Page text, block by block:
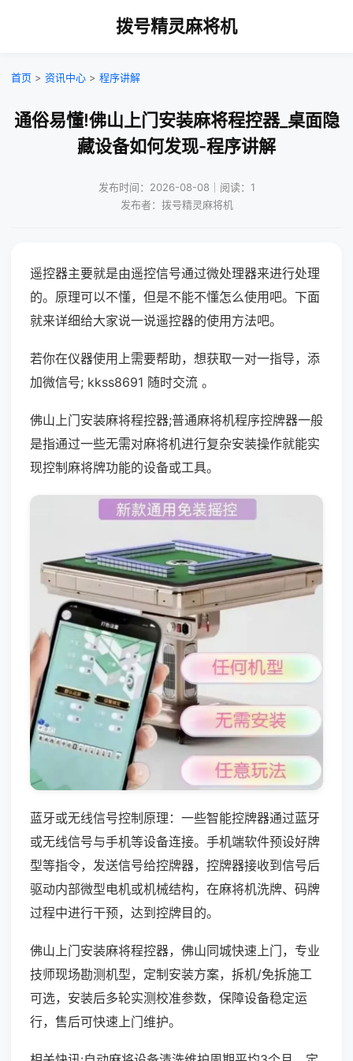
拨号精灵麻将机
首页 > 资讯中心 > 程序讲解
通俗易懂!佛山上门安装麻将程控器_桌面隐
藏设备如何发现-程序讲解
发布时间：2026-08-08｜阅读：1
发布者：拨号精灵麻将机
遥控器主要就是由遥控信号通过微处理器来进行处理
的。原理可以不懂，但是不能不懂怎么使用吧。下面
就来详细给大家说一说遥控器的使用方法吧。
若你在仪器使用上需要帮助，想获取一对一指导，添
加微信号; kkss8691 随时交流 。
佛山上门安装麻将程控器;普通麻将机程序控牌器一般
是指通过一些无需对麻将机进行复杂安装操作就能实
现控制麻将牌功能的设备或工具。
蓝牙或无线信号控制原理：一些智能控牌器通过蓝牙
或无线信号与手机等设备连接。手机端软件预设好牌
型等指令，发送信号给控牌器，控牌器接收到信号后
驱动内部微型电机或机械结构，在麻将机洗牌、码牌
过程中进行干预，达到控牌目的。
佛山上门安装麻将程控器，佛山同城快速上门，专业
技师现场勘测机型，定制安装方案，拆机/免拆施工
可选，安装后多轮实测校准参数，保障设备稳定运
行，售后可快速上门维护。